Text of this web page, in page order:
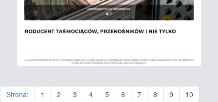
Strona: 1 2 3 4 5 6 7 8 9 10